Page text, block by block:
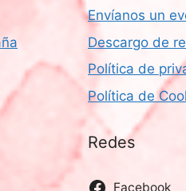
Envíanos un
Descargo de
Política de
Política de
Redes
Facebook